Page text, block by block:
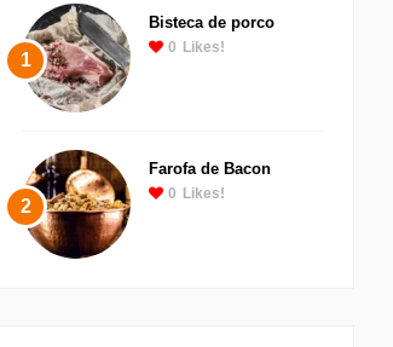
1
Bisteca de porco
0 Likes!
2
Farofa de Bacon
0 Likes!